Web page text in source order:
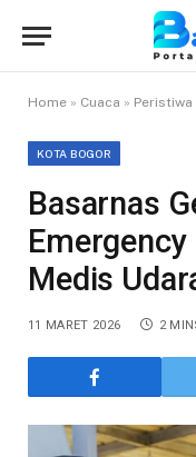
Home » Cuaca » Peristiwa
KOTA BOGOR
Basarnas
Emergency
Medis
11 MARET 2026 2